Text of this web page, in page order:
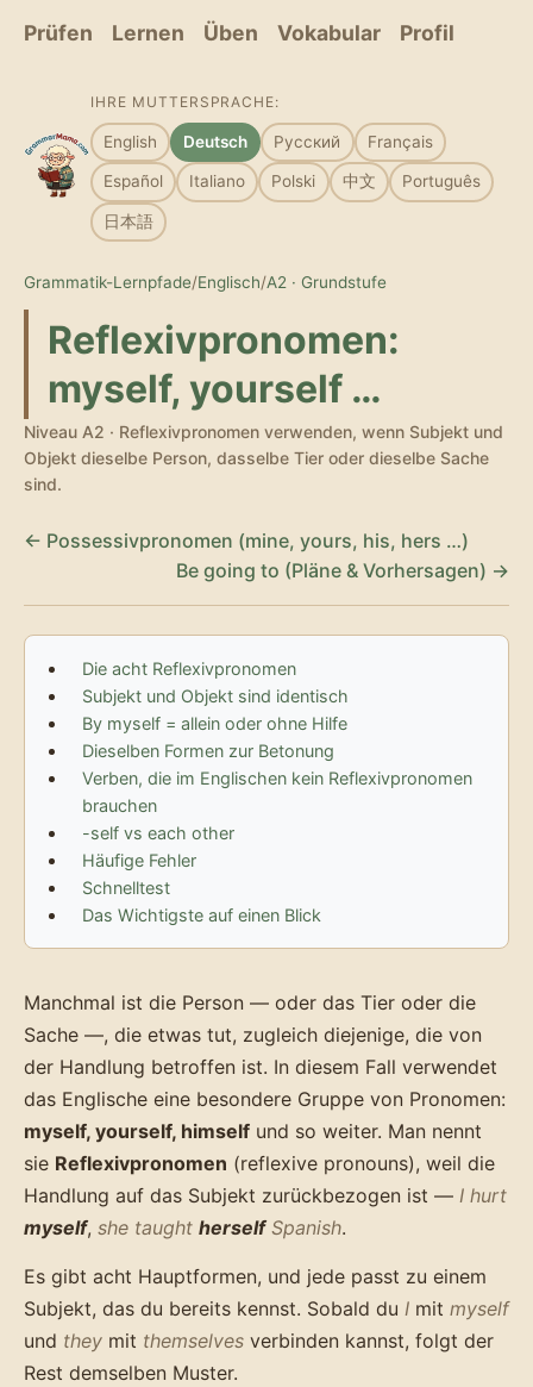
Prüfen Lernen Üben Vokabular Profil
IHRE MUTTERSPRACHE:
English Deutsch Русский Français
Español Italiano Polski 中文 Português
日本語
Grammatik-Lernpfade/Englisch/A2 · Grundstufe
Reflexivpronomen:
myself, yourself …
Niveau A2 · Reflexivpronomen verwenden, wenn Subjekt und
Objekt dieselbe Person, dasselbe Tier oder dieselbe Sache
sind.
← Possessivpronomen (mine, yours, his, hers …)
Be going to (Pläne & Vorhersagen) →
Die acht Reflexivpronomen
Subjekt und Objekt sind identisch
By myself = allein oder ohne Hilfe
Dieselben Formen zur Betonung
Verben, die im Englischen kein Reflexivpronomen
brauchen
-self vs each other
Häufige Fehler
Schnelltest
Das Wichtigste auf einen Blick
Manchmal ist die Person — oder das Tier oder die
Sache —, die etwas tut, zugleich diejenige, die von
der Handlung betroffen ist. In diesem Fall verwendet
das Englische eine besondere Gruppe von Pronomen:
myself, yourself, himself und so weiter. Man nennt
sie Reflexivpronomen (reflexive pronouns), weil die
Handlung auf das Subjekt zurückbezogen ist — I hurt
myself, she taught herselfSpanish.
Es gibt acht Hauptformen, und jede passt zu einem
Subjekt, das du bereits kennst. Sobald du I mit myself
und they mit themselves verbinden kannst, folgt der
Rest demselben Muster.